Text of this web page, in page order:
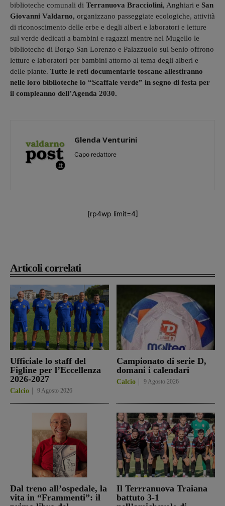
Articoli correlati
Ufficiale lo staff del
Figline per l’Eccellenza
2026-2027
Calcio 9 Agosto 2026
Campionato di serie D,
domani i calendari
Calcio 9 Agosto 2026
Dal treno all’ospedale, la
vita in “Frammenti”: il
Il Terrranuova Traiana
battuto 3-1
biblioteche comunali di Terranuova Bracciolini, Anghiari e San
Giovanni Valdarno, organizzano passeggiate ecologiche, attività
di riconoscimento delle erbe e degli alberi e laboratori e letture
sul verde dedicati a bambini e ragazzi mentre nel Mugello le
biblioteche di Borgo San Lorenzo e Palazzuolo sul Senio offrono
letture e laboratori per bambini attorno al tema degli alberi e
delle piante. Tutte le reti documentarie toscane allestiranno
nelle loro biblioteche lo “Scaffale verde” in segno di festa per
il compleanno dell’Agenda 2030.
Glenda Venturini
Capo redattore
[rp4wp limit=4]